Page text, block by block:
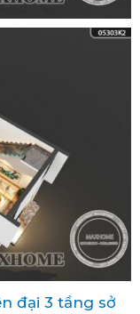
đại 3 tầng sở